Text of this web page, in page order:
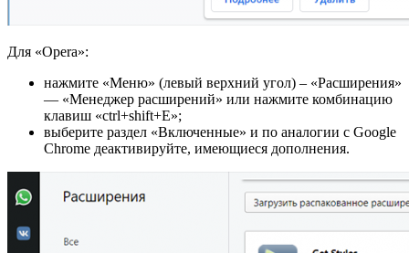
Для «Opera»:
нажмите «Меню» (левый верхний угол) – «Расширения»
— «Менеджер расширений» или нажмите комбинацию
клавиш «ctrl+shift+E»;
выберите раздел «Включенные» и по аналогии с Google
Chrome деактивируйте, имеющиеся дополнения.